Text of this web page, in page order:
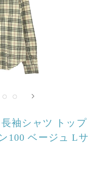
袖シャツ トップ
100 ベージュ Lサ